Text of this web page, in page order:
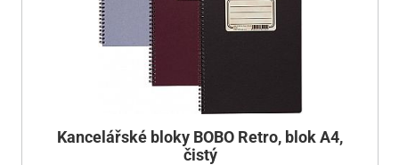
Kancelářské bloky BOBO Retro, blok A4,
čistý